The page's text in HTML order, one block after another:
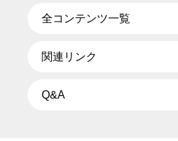
全コンテンツ一覧
関連リンク
Q&A